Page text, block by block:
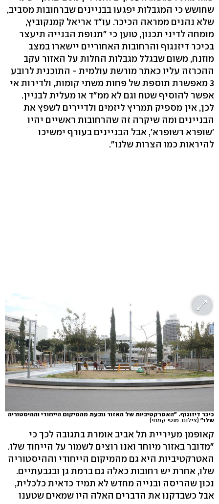
שחושש כי המגבלות יפגעו בבניינים שברחובות מסביב,
שלא נהנים ממראה הכיכר. עו"ד אריאל קמנקוביץ,
מומחה לדיני תכנון, טוען כי "תנופת הבנייה תיעצר
בכיכר דיזנגוף והרחובות האחוריים יישארו במצב
מוזנח, משום שבגלל מגבלות החלות על האזור עקב
ההכרזה עליו כאתר מורשת עולמית - התוכנית לרובע
3 מאפשרת תוספת של פחות משתי קומות, ולדירות אי
אפשר להוסיף שטח וגם לא ממ"ד או מעלית לבניין.
לכן, אין מספיק תמריץ ליזמים ולדיירים לשפץ את
הבניינים ומה שיקרה זה שהרחובות ראשיים יהיו
'שופרא דשופרא', אבל הבניינים בעורף ימשיכו
להיראות כמו הצרות שלנו".
כיכר דיזנגוף. "האטרקטיביות של האזור נובעת מהמיקום הייחודי וההיסטוריה
שלו" (צילום: מוטי קמחי)
קאופמן מעיריית תל אביב אומרת בתגובה לכך כי
"מדובר באזור מיוחד ואנו רוצים לשמור על הייחוד שלו.
האטרקטיביות היא גם מהמיקום הייחודי וההיסטוריה
שלו, אחרת יש רחובות כאלה גם ברמת גן ובגבעתיים.
נכון שהריסה ובנייה מחדש לא תמיד כדאית כלכלית,
אבל כשבדקנו את הדברים האלה היו שמאים שטענו